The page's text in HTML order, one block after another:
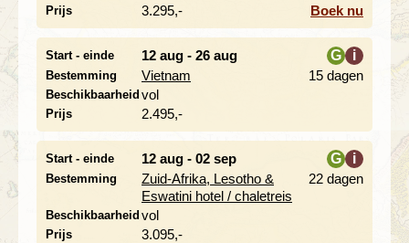
Prijs 3.295,- Boek nu
Start - einde 12 aug - 26 aug
Bestemming Vietnam
G
i
15 dagen
Beschikbaarheid vol
Prijs 2.495,-
Start - einde 12 aug - 02 sep
Bestemming
Zuid-Afrika, Lesotho &
Eswatini hotel / chaletreis
G
i
22 dagen
Beschikbaarheid vol
Prijs 3.095,-